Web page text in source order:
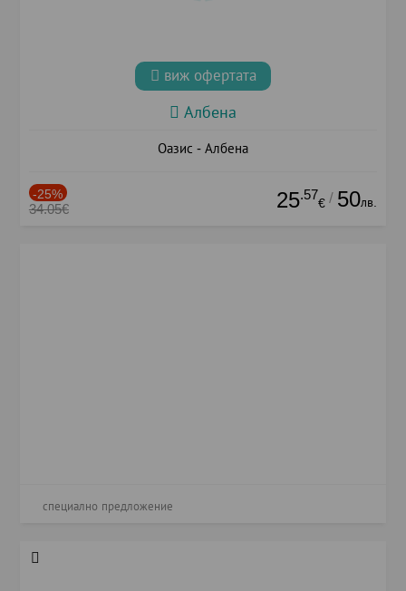
виж офертата
Албена
Оазис - Албена
-25%
34.05€ 25.57
€ / 50лв.
специално предложение